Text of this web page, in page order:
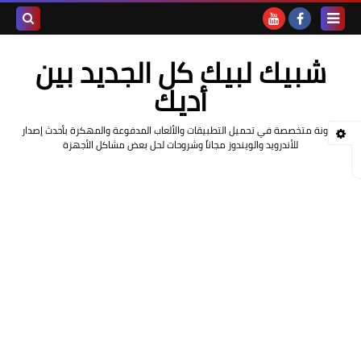
المدونةشبيك لبيك كل الجديد بين
أديك
مدونة متخصصة في تحميل التطبيقات والألعاب المدفوعة والمهكرة بأحدث إصدار
للأندرويد والويندوز مجاناً وشروحات لحل بعض مشاكل الأجهزة